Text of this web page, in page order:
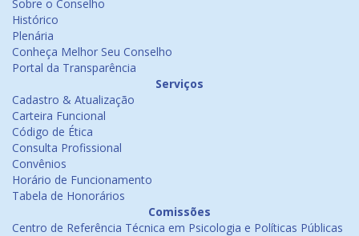
Sobre o Conselho
Histórico
Plenária
Conheça Melhor Seu Conselho
Portal da Transparência
Serviços
Cadastro & Atualização
Carteira Funcional
Código de Ética
Consulta Profissional
Convênios
Horário de Funcionamento
Tabela de Honorários
Comissões
Centro de Referência Técnica em Psicologia e Políticas Públicas